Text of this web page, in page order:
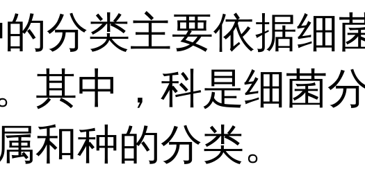
类主要依据细菌
其中，科是细菌
和种的分类。